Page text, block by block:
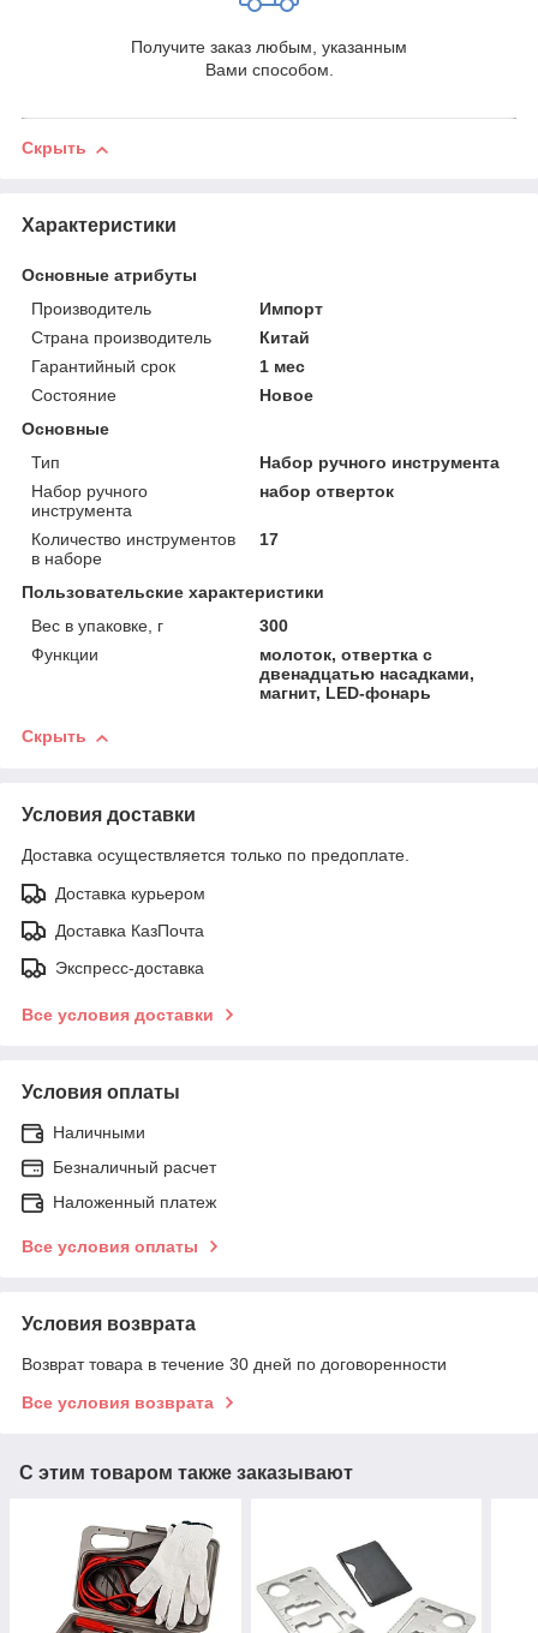
Получите заказ любым, указанным
Вами способом.
Скрыть
Характеристики
Основные атрибуты
Производитель
Импорт
Страна производитель
Китай
Гарантийный срок
1 мес
Состояние
Новое
Основные
Тип
Набор ручного инструмента
Набор ручного
инструмента
набор отверток
Количество инструментов
в наборе
17
Пользовательские характеристики
Вес в упаковке, г
300
Функции
молоток, отвертка с
двенадцатью насадками,
магнит, LED-фонарь
Скрыть
Условия доставки
Доставка осуществляется только по предоплате.
Доставка курьером
Доставка КазПочта
Экспресс-доставка
Все условия доставки
Условия оплаты
Наличными
Безналичный расчет
Наложенный платеж
Все условия оплаты
Условия возврата
Возврат товара в течение 30 дней по договоренности
Все условия возврата
С этим товаром также заказывают